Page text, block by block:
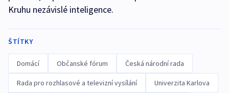
Kruhu nezávislé inteligence.
ŠTÍTKY
Domácí Občanské fórum Česká národní rada
Rada pro rozhlasové a televizní vysílání Univerzita Karlova